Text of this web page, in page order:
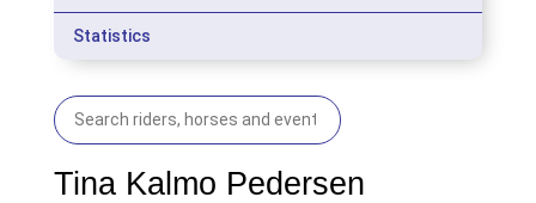
Statistics
Tina Kalmo Pedersen